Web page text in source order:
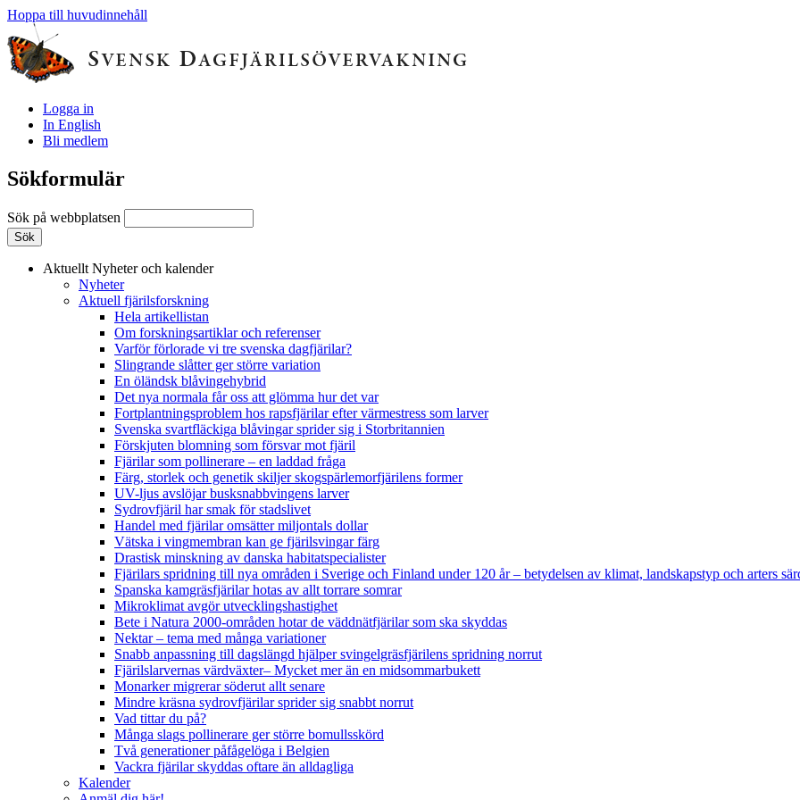
Hoppa till huvudinnehåll
Logga in
In English
Bli medlem
Sökformulär
Sök på webbplatsen
Aktuellt Nyheter och kalender
Nyheter
Aktuell fjärilsforskning
Hela artikellistan
Om forskningsartiklar och referenser
Varför förlorade vi tre svenska dagfjärilar?
Slingrande slåtter ger större variation
En öländsk blåvingehybrid
Det nya normala får oss att glömma hur det var
Fortplantningsproblem hos rapsfjärilar efter värmestress som larver
Svenska svartfläckiga blåvingar sprider sig i Storbritannien
Förskjuten blomning som försvar mot fjäril
Fjärilar som pollinerare – en laddad fråga
Färg, storlek och genetik skiljer skogspärlemorfjärilens former
UV-ljus avslöjar busksnabbvingens larver
Sydrovfjäril har smak för stadslivet
Handel med fjärilar omsätter miljontals dollar
Vätska i vingmembran kan ge fjärilsvingar färg
Drastisk minskning av danska habitatspecialister
Fjärilars spridning till nya områden i Sverige och Finland under 120 år– betydelsen av klimat, landskapstyp och arters
Spanska kamgräsfjärilar hotas av allt torrare somrar
Mikroklimat avgör utvecklingshastighet
Bete i Natura 2000-områden hotar de väddnätfjärilar som ska skyddas
Nektar – tema med många variationer
Snabb anpassning till dagslängd hjälper svingelgräsfjärilens spridning norrut
Fjärilslarvernas värdväxter– Mycket mer än en midsommarbukett
Monarker migrerar söderut allt senare
Mindre kräsna sydrovfjärilar sprider sig snabbt norrut
Vad tittar du på?
Många slags pollinerare ger större bomullsskörd
Två generationer påfågelöga i Belgien
Vackra fjärilar skyddas oftare än alldagliga
Kalender